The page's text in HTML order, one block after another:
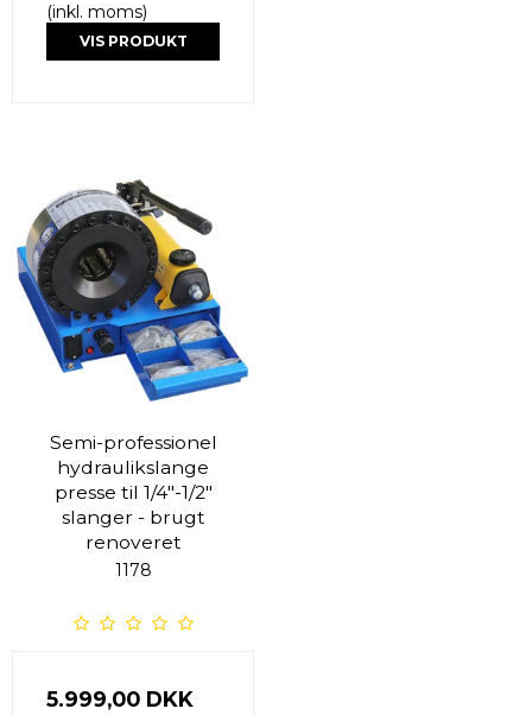
(inkl. moms)
VIS PRODUKT
Semi-professionel
hydraulikslange
presse til 1/4"-1/2"
slanger - brugt
renoveret
1178
5.999,00 DKK